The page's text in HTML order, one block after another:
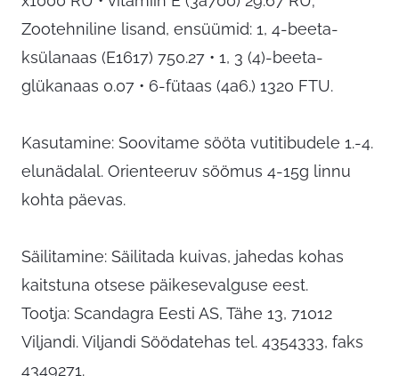
Zootehniline lisand, ensüümid: 1, 4-beeta-
ksülanaas (E1617) 750.27 • 1, 3 (4)-beeta-
glükanaas 0.07 • 6-fütaas (4a6.) 1320 FTU.
Kasutamine: Soovitame sööta vutitibudele 1.-4.
elunädalal. Orienteeruv söömus 4-15g linnu
kohta päevas.
Säilitamine: Säilitada kuivas, jahedas kohas
kaitstuna otsese päikesevalguse eest.
Tootja: Scandagra Eesti AS, Tähe 13, 71012
Viljandi. Viljandi Söödatehas tel. 4354333, faks
4349271.